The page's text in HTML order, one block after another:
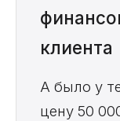
клиента
А было у
цену 50